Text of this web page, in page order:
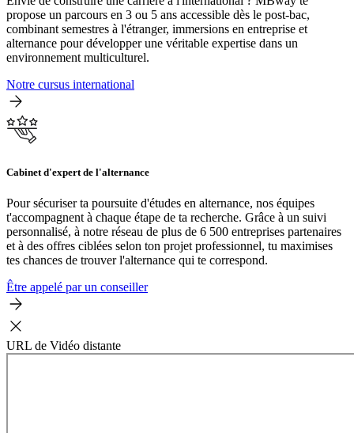
propose un parcours en 3 ou 5 ans accessible dès le post-bac,
combinant semestres à l'étranger, immersions en entreprise et
alternance pour développer une véritable expertise dans un
environnement multiculturel.
Notre cursus international
Cabinet d'expert de l'alternance
Pour sécuriser ta poursuite d'études en alternance, nos équipes
t'accompagnent à chaque étape de ta recherche. Grâce à un suivi
personnalisé, à notre réseau de plus de 6 500 entreprises partenaires
et à des offres ciblées selon ton projet professionnel, tu maximises
tes chances de trouver l'alternance qui te correspond.
Être appelé par un conseiller
URL de Vidéo distante